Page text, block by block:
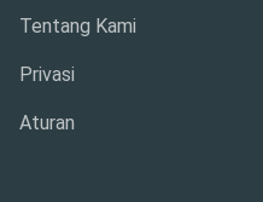
Tentang Kami
Privasi
Aturan